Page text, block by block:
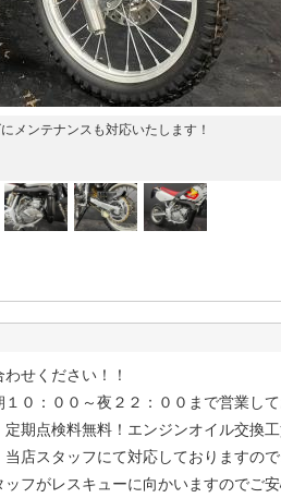
メンテナンスも対応いたします！
せください！！
０：００～夜２２：００まで営業し
期点検料無料！エンジンオイル交換
店スタッフにて対応しておりますの
フがレスキューに向かいますのでご